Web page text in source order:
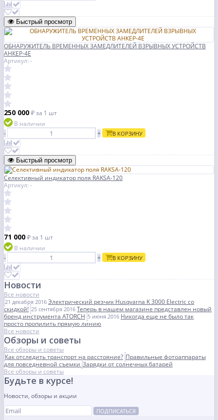
Быстрый просмотр
ОБНАРУЖИТЕЛЬ ВРЕМЕННЫХ ЗАМЕДЛИТЕЛЕЙ ВЗРЫВНЫХ УСТРОЙСТВ
АНКЕР-4Е
Артикул: -
250 000 ₽за 1 шт
В наличии
-
+ В КОРЗИНУ
Быстрый просмотр
Селективный индикатор поля RAKSA-120
Артикул: -
71 000 ₽за 1 шт
В наличии
-
+ В КОРЗИНУ
Новости
Все новости
21 декабря 2016 Электрический резчик Husqvarna K 3000 Electric со
скидкой! 25 сентября 2016 Теперь в нашем магазине представлен новый
бренд инструмента ATORCH 5 июня 2016 Никогда еще не было так
просто пропилить прямую линию
Все новости
Обзоры и советы
Все обзоры и советы
Как отследить транспорт на расстояние? Правильные фотоаппараты
для повседневной съемки Зарядки от солнечных батарей
Все обзоры и советы
Будьте в курсе!
Новости, обзоры и акции
ПОДПИСАТЬСЯ